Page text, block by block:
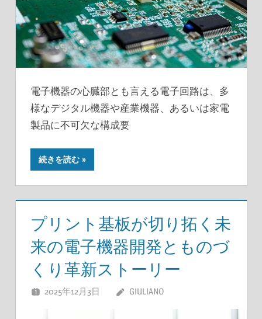
電子機器の心臓部とも言える電子回路は、多
様なデジタル機器や産業機器、あるいは家電
製品に不可欠な構成要
続きを読む
プリント基板が切り拓く未
来の電子機器開発とものづ
くり革新ストーリー
2025年12月3日 GIULIANO